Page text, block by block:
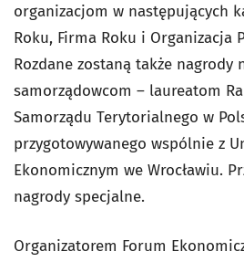
organizacjom w następujących
Roku, Firma Roku i Organizacja
Rozdane zostaną także nagrody
samorządowcom – laureatom
Samorządu Terytorialnego w
przygotowywanego wspólnie z
Ekonomicznym we Wrocławiu.
nagrody specjalne.
Organizatorem Forum